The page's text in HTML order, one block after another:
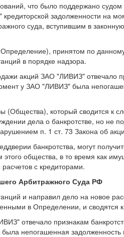
что было поддержано
задолженности на
суда, вступившим в
принятом по
в порядке надзора.
акций ЗАО "ЛИВИЗ" отвечало
у ЗАО "ЛИВИЗ" была
(Общества), который сводится к
дела о банкротстве, но не
п. 1 ст. 73 Закона об
банкротства, могут
общества, в то время как
с кредиторами.
Арбитражного Суда РФ
и направил дело на новое
в Определении, и сводятся
отвечало признакам
непогашенная задолженность